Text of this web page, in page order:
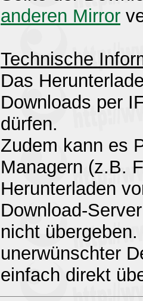
anderen Mirror
Technische
Das
Downloads per
dürfen.
Zudem kann es
Managern (z.B.
Herunterladen
Download-
nicht
unerwünschter
einfach direkt